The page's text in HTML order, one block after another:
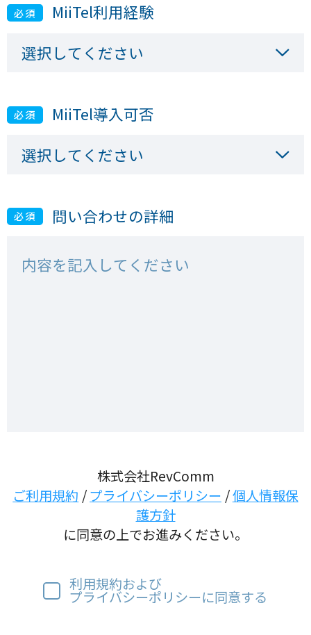
必須 MiiTel利用経験
必須 MiiTel導入可否
必須 問い合わせの詳細
株式会社RevComm
ご利用規約
プライバシーポリシー
個人情報保
護方針
に同意の上でお進みください。
利用規約および
プライバシーポリシーに同意する